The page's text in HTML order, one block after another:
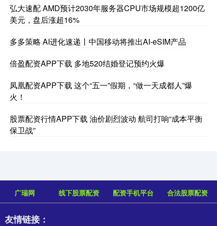
弘大速配 AMD预计2030年服务器CPU市场规模超1200亿
美元，盘后涨超16%
多多策略 AI进化速递丨中国移动将推出AI-eSIM产品
倍盈配资APP下载 多地520结婚登记预约火爆
凤凰配资APP下载 这个“五一”假期，“做一天成都人”爆
火！
股票配资行情APP下载 油价剧烈波动 航司打响“成本平衡
保卫战”
广瑞网 线下股票配资 配资手机平台 合法股票配资
友情链接：